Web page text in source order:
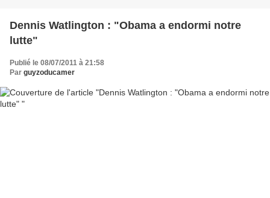
Dennis Watlington : "Obama a endormi notre
lutte"
Publié le 08/07/2011 à 21:58
Par guyzoducamer